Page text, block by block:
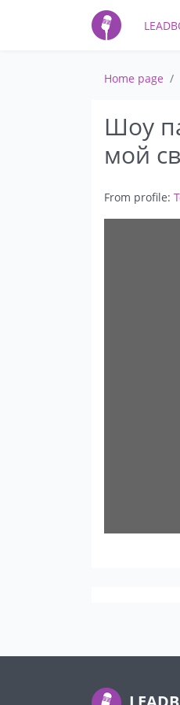
Home page
Шоу
мой
From profile: